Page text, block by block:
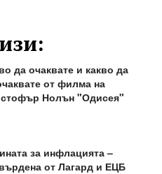
да очаквате и какво да
от филма на
Нолън "Одисея"
за инфлацията –
от Лагард и ЕЦБ